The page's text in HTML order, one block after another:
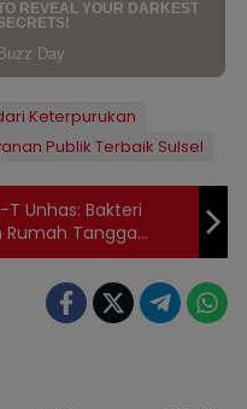
Keterpurukan
Publik Terbaik Sulsel
T Unhas: Bakteri
Rumah Tangga
Ikan di Desa Kulo